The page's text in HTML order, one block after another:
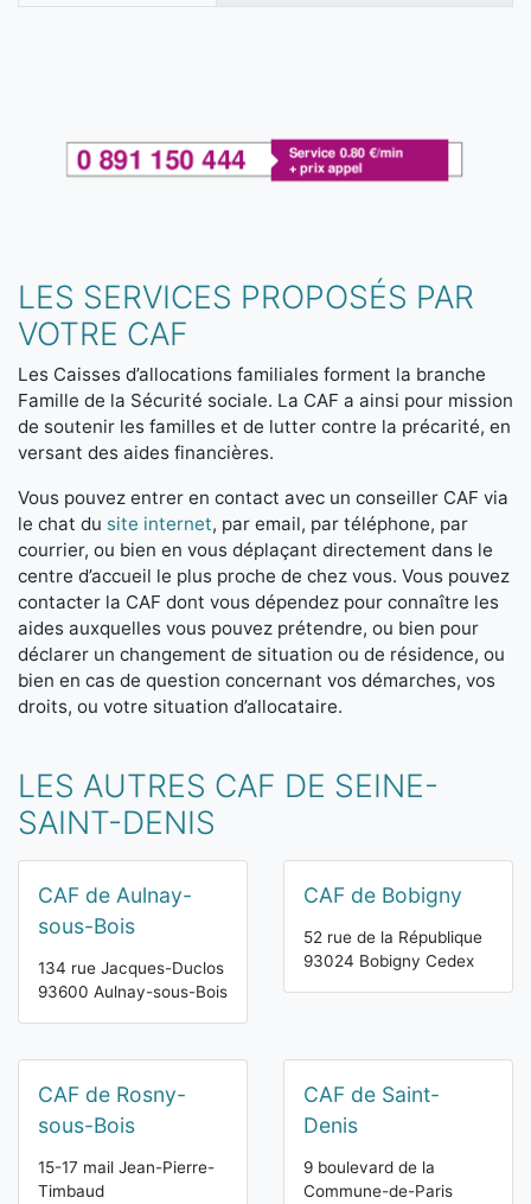
LES SERVICES PROPOSÉS PAR
VOTRE CAF
Les Caisses d’allocations familiales forment la branche
Famille de la Sécurité sociale. La CAF a ainsi pour mission
de soutenir les familles et de lutter contre la précarité, en
versant des aides financières.
Vous pouvez entrer en contact avec un conseiller CAF via
le chat du site internet, par email, par téléphone, par
courrier, ou bien en vous déplaçant directement dans le
centre d’accueil le plus proche de chez vous. Vous pouvez
contacter la CAF dont vous dépendez pour connaître les
aides auxquelles vous pouvez prétendre, ou bien pour
déclarer un changement de situation ou de résidence, ou
bien en cas de question concernant vos démarches, vos
droits, ou votre situation d’allocataire.
LES AUTRES CAF DE SEINE-
SAINT-DENIS
CAF de Aulnay-
sous-Bois
134 rue Jacques-Duclos
93600 Aulnay-sous-Bois
CAF de Bobigny
52 rue de la République
93024 Bobigny Cedex
CAF de Rosny-
sous-Bois
15-17 mail Jean-Pierre-
Timbaud
CAF de Saint-
Denis
9 boulevard de la
Commune-de-Paris